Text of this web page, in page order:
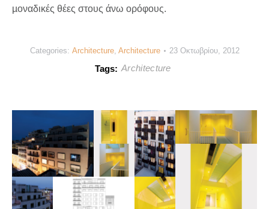
µοναδικές θέες στους άνω ορόφους.
Categories: Architecture, Architecture 23 Οκτωβρίου, 2012
Tags: Architecture